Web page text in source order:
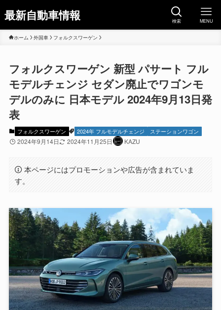
最新自動車情報 検索 MENU
ホーム 外国車 フォルクスワーゲン
フォルクスワーゲン 新型 パサート フル
モデルチェンジ セダン廃止でワゴンモ
デルのみに 日本モデル 2024年9月13日発
表
フォルクスワーゲン 2024年 フルモデルチェンジ ステーションワゴン
2024年9月14日 2024年11月25日 KAZU
本ページにはプロモーションや広告が含まれていま
す。